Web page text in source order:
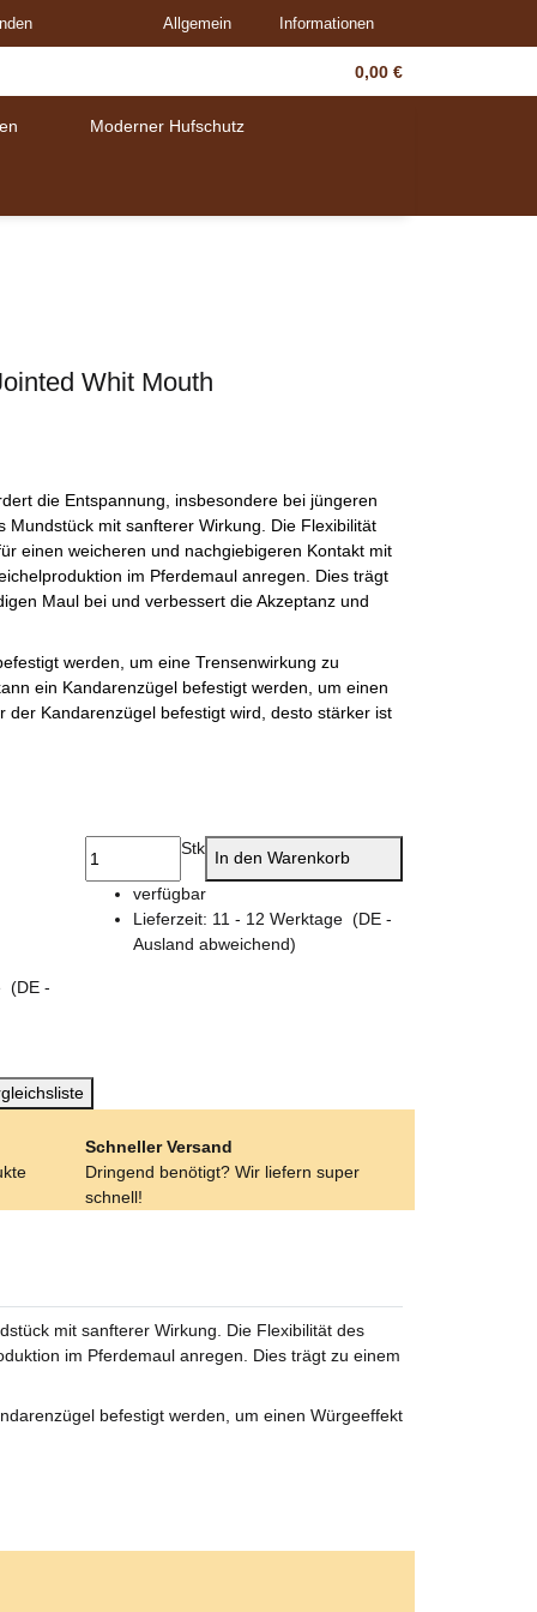
Allgemein Informationen
0,00 €
Moderner Hufschutz
Whit Mouth
die Entspannung, insbesondere bei jüngeren
Mundstück mit sanfterer Wirkung. Die Flexibilität
einen weicheren und nachgiebigeren Kontakt mit
im Pferdemaul anregen. Dies trägt
Maul bei und verbessert die Akzeptanz und
werden, um eine Trensenwirkung zu
ein Kandarenzügel befestigt werden, um einen
der Kandarenzügel befestigt wird, desto stärker ist
(DE -
Stk In den Warenkorb
verfügbar
Lieferzeit: 11 - 12 Werktage (DE -
Ausland abweichend)
Schneller Versand
Dringend benötigt? Wir liefern super
schnell!
mit sanfterer Wirkung. Die Flexibilität des
im Pferdemaul anregen. Dies trägt zu einem
befestigt werden, um einen Würgeeffekt